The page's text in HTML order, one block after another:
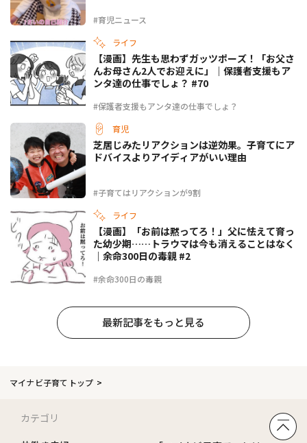
#育児ニュース
ライフ
#保護者支援もアンタ達の仕事でしょ？
【漫画】先生も思わずガッツポーズ！「お父さ
んお母さん2人でお迎えに」｜保護者支援もア
ンタ達の仕事でしょ？ #70
育児
#子育てはリアクションが9割
芝居じみたリアクションは逆効果。子育てにア
ドバイスよりアイディアがいい理由
ライフ
#余命300日の毒親
【漫画】「お前は黙ってろ！」父に怯えて育っ
た幼少期……トラウマは今も消えることはなく
｜余命300日の毒親 #2
最新記事をもっと見る
マイナビ子育てトップ
カテゴリ